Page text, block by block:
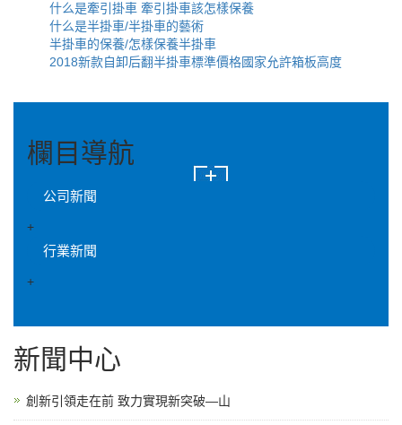
什么是牽引掛車 牽引掛車該怎樣保養
什么是半掛車/半掛車的藝術
半掛車的保養/怎樣保養半掛車
2018新款自卸后翻半掛車標準價格國家允許箱板高度
欄目導航
公司新聞
+
行業新聞
+
新聞中心
創新引領走在前 致力實現新突破—山